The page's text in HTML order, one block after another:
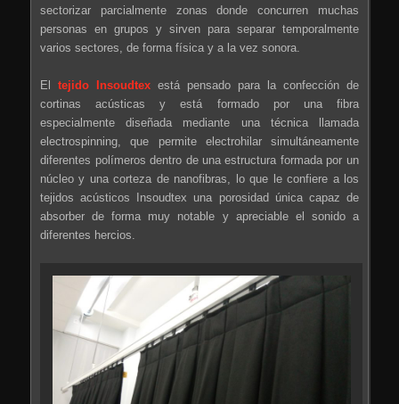
sectorizar parcialmente zonas donde concurren muchas
personas en grupos y sirven para separar temporalmente
varios sectores, de forma física y a la vez sonora.
Eltejido Insoudtex está pensado para la confección de
cortinas acústicas y está formado por una fibra
especialmente diseñada mediante una técnica llamada
electrospinning, que permite electrohilar simultáneamente
diferentes polímeros dentro de una estructura formada por un
núcleo y una corteza de nanofibras, lo que le confiere a los
tejidos acústicos Insoudtex una porosidad única capaz de
absorber de forma muy notable y apreciable el sonido a
diferentes hercios.